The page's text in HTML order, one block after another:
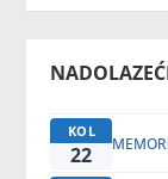
KOL
22